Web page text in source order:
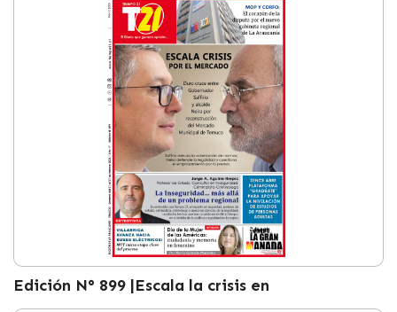
Edición N° 899 |Escala la crisis en